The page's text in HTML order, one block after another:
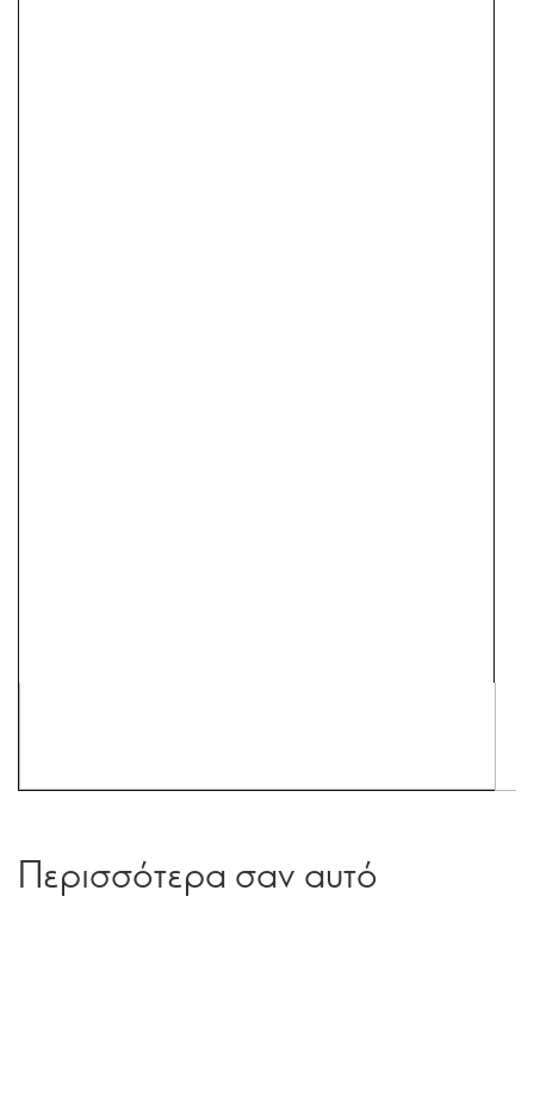
Περισσότερα σαν αυτό